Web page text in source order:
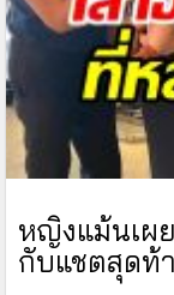
หญิงแม้นเผ
กับแชตสุดท้